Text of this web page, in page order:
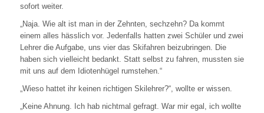
sofort weiter.
„Naja. Wie alt ist man in der Zehnten, sechzehn? Da kommt
einem alles hässlich vor. Jedenfalls hatten zwei Schüler und zwei
Lehrer die Aufgabe, uns vier das Skifahren beizubringen. Die
haben sich vielleicht bedankt. Statt selbst zu fahren, mussten sie
mit uns auf dem Idiotenhügel rumstehen.“
„Wieso hattet ihr keinen richtigen Skilehrer?“, wollte er wissen.
„Keine Ahnung. Ich hab nichtmal gefragt. War mir egal, ich wollte